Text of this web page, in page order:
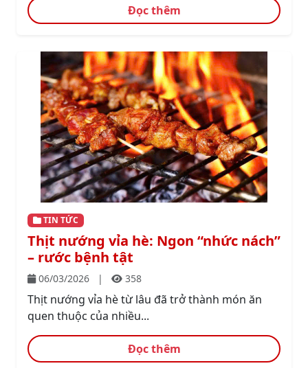
Đọc thêm
TIN TỨC
Thịt nướng vỉa hè: Ngon “nhức nách”
– rước bệnh tật
06/03/2026 | 358
Thịt nướng vỉa hè từ lâu đã trở thành món ăn
quen thuộc của nhiều...
Đọc thêm